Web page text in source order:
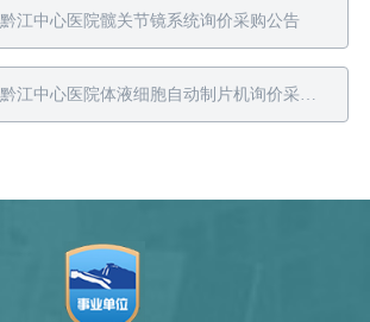
江中心医院髋关节镜系统询价采购公告
中心医院体液细胞自动制片机询价采购公告（第二次）